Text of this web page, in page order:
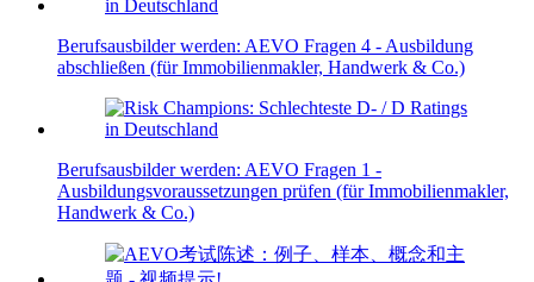
Berufsausbilder werden: AEVO Fragen 4 - Ausbildung
abschließen (für Immobilienmakler, Handwerk & Co.)
Berufsausbilder werden: AEVO Fragen 1 -
Ausbildungsvoraussetzungen prüfen (für Immobilienmakler,
Handwerk & Co.)